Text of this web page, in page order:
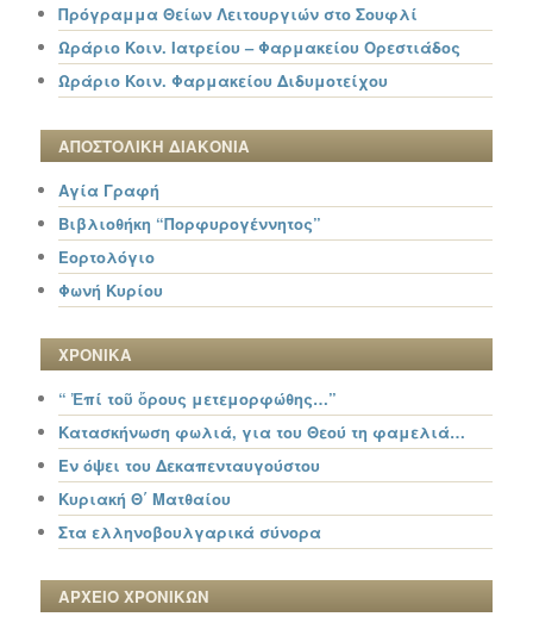
Πρόγραμμα Θείων Λειτουργιών στο Σουφλί
Ωράριο Κοιν. Ιατρείου – Φαρμακείου Ορεστιάδος
Ωράριο Κοιν. Φαρμακείου Διδυμοτείχου
ΑΠΟΣΤΟΛΙΚΗ ΔΙΑΚΟΝΙΑ
Αγία Γραφή
Βιβλιοθήκη “Πορφυρογέννητος”
Εορτολόγιο
Φωνή Κυρίου
ΧΡΟΝΙΚΑ
“ Ἐπί τοῦ ὄρους μετεμορφώθης…”
Κατασκήνωση φωλιά, για του Θεού τη φαμελιά…
Εν όψει του Δεκαπενταυγούστου
Κυριακή Θ΄ Ματθαίου
Στα ελληνοβουλγαρικά σύνορα
ΑΡΧΕΙΟ ΧΡΟΝΙΚΩΝ